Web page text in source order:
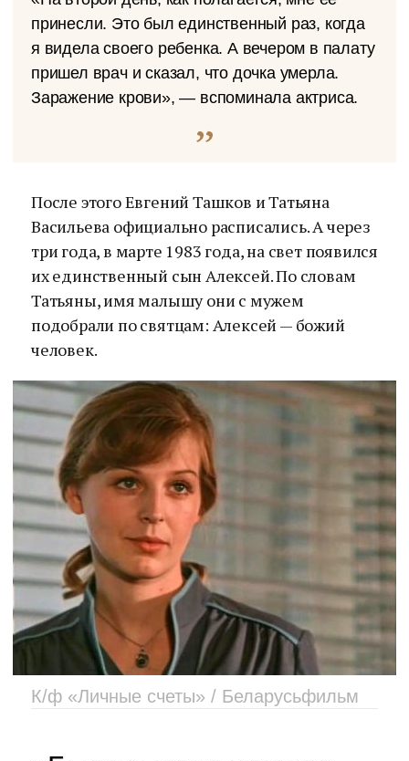
принесли. Это был единственный раз, когда
я видела своего ребенка. А вечером в палату
пришел врач и сказал, что дочка умерла.
Заражение крови», — вспоминала актриса.
После этого Евгений Ташков и Татьяна
Васильева официально расписались. А через
три года, в марте 1983 года, на свет появился
их единственный сын Алексей. По словам
Татьяны, имя малышу они с мужем
подобрали по святцам: Алексей — божий
человек.
К/ф «Личные счеты» / Беларусьфильм